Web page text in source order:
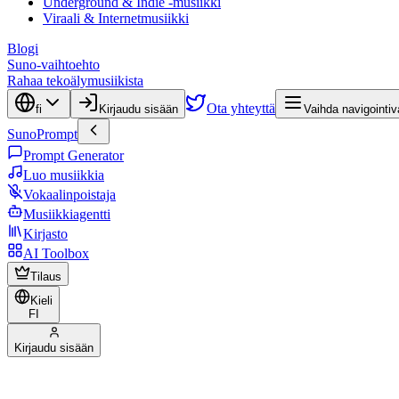
Viraali & Internetmusiikki
Blogi
Suno-vaihtoehto
Rahaa tekoälymusiikista
fi Kirjaudu sisään Ota yhteyttä Vaihda
SunoPrompt
Prompt Generator
Luo musiikkia
Vokaalinpoistaja
Musiikkiagentti
Kirjasto
AI Toolbox
Tilaus
Kieli
FI
Kirjaudu sisään